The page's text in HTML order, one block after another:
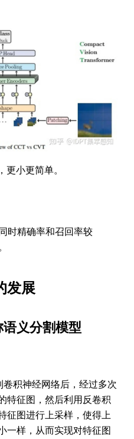
小更简单。
时精确率和召回率较
发展
义分割模型
积神经网络后，经过多次
特征图，然后利用反卷积
征图进行上采样，使得上
一样，从而实现对特征图